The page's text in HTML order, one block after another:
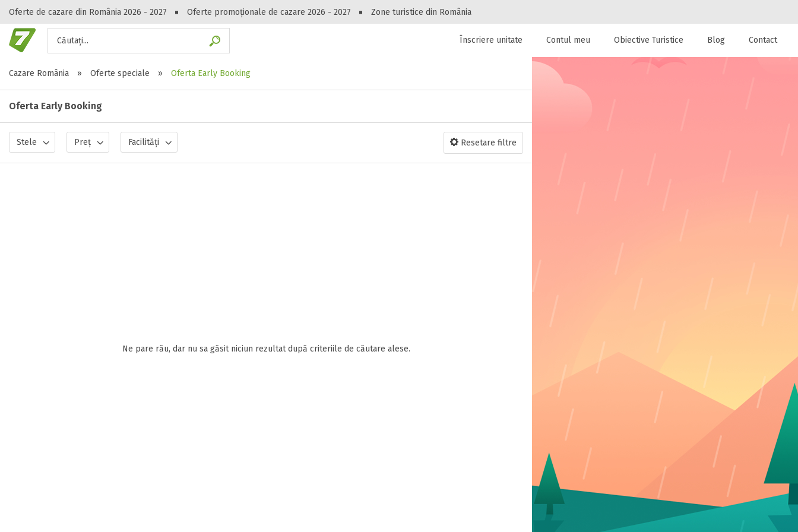
Oferte de cazare din România 2026 - 2027 Oferte promoționale de cazare 2026 - 2027 Zone turistice din România
Căutați...
Peste 10549 oferte de cazare!
Gasești hoteluri, pensiuni, vile, apartamente sau alte unitați de cazare la
Înscriere unitate Contul meu Obiective Turistice Blog Contact
Cazare România
» Oferte speciale » Oferta Early Booking
Oferta Early Booking
Stele Preț Facilități Resetare filtre
Ne pare rău, dar nu sa găsit niciun rezultat după criteriile de căutare alese.